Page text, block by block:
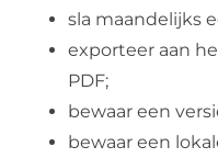
sla maandelijks
exporteer aan
PDF;
bewaar een
bewaar een